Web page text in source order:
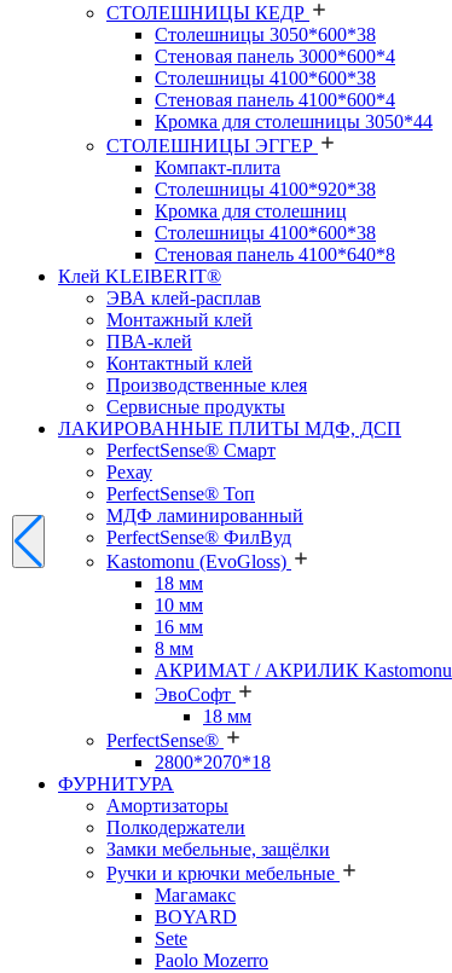
СТОЛЕШНИЦЫ КЕДР
Столешницы 3050*600*38
Стеновая панель 3000*600*4
Столешницы 4100*600*38
Стеновая панель 4100*600*4
Кромка для столешницы 3050*44
СТОЛЕШНИЦЫ ЭГГЕР
Компакт-плита
Столешницы 4100*920*38
Кромка для столешниц
Столешницы 4100*600*38
Стеновая панель 4100*640*8
Клей KLEIBERIT®
ЭВА клей-расплав
Монтажный клей
ПВА-клей
Контактный клей
Производственные клея
Сервисные продукты
ЛАКИРОВАННЫЕ ПЛИТЫ МДФ, ДСП
PerfectSense® Смарт
Рехау
PerfectSense® Топ
МДФ ламинированный
PerfectSense® ФилВуд
Kastomonu (EvoGloss)
18 мм
10 мм
16 мм
8 мм
АКРИМАТ / АКРИЛИК Kastomonu
ЭвоСофт
18 мм
PerfectSense®
2800*2070*18
ФУРНИТУРА
Амортизаторы
Полкодержатели
Замки мебельные, защёлки
Ручки и крючки мебельные
Магамакс
BOYARD
Sete
Paolo Mozerro